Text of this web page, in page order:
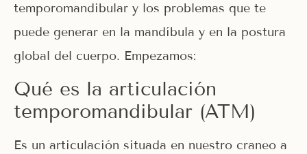
temporomandibular y los problemas que te
puede generar en la mandíbula y en la postura
global del cuerpo. Empezamos:
Qué es la articulación
temporomandibular (ATM)
Es un articulación situada en nuestro craneo a